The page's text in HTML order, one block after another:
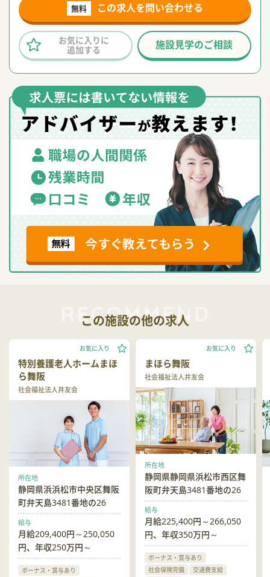
無料 この求人を問い合わせる
施設見学のご相談
お気に入りに
追加する
この施設の他の求人
特別養護老人ホームまほ
ら舞阪
社会福祉法人井友会
お気に入り
所在地
静岡県浜浜松市中央区舞阪
町弁天島3481番地の26
給与
月給209,400円～250,050
円、年収250万円～
ボーナス・賞与あり
まほら舞阪
社会福祉法人井友会
お気に入り
所在地
静岡県静岡県浜松市西区舞
阪町弁天島3481番地の26
給与
月給225,400円～266,050
円、年収350万円～
ボーナス・賞与あり
社会保険完備
交通費支給